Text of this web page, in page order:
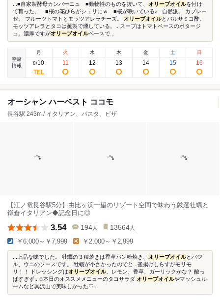
...■自家製酵母カンパーニュ ■動物性のものを抜いて、 オリーブオイルを付け
て貰った。 ■桜の花びらがシェリにｗ ■桜が咲いている♪...自然派。 カプレー
ゼ。 フルーツトマトとモッツアレラチーズ。 オリーブオイルとバルサミコ酢。
モッツアレラとタコは薫製で燻している。...スープはトマトベースのポタージ
ュ。濃厚ですがオリーブオイルベースで...
空席
情報
月
8/10
火
11
水
12
木
13
金
14
土
15
日
16
オーシャン ハーベスト ココモ
長谷駅 243m / イタリアン、パスタ、ピザ
【江ノ電長谷駅5分】由比ヶ浜一望のリゾート空間で味わう厳選牡蠣と
鎌倉イタリアン◆記念日に◎
3.54 194 人 13564 人
￥6,000～￥7,999 ￥2,000～￥2,999
...上品な味でした。 牡蠣の３種焼きは香草パン粉焼き、 オリーブオイルとバジ
ル、ウニのソースです。 牡蛎が小さかったのでと...釜揚げしらすがモリモ
リ！！ ドレッシングはオリーブオイル、レモン、香草、ガーリックかな？ 酸っ
ぱすぎず...✩本日のオススメメニューのタコサラダ オリーブオイルやマッシュル
ームなど具沢山で美味しかった♡...